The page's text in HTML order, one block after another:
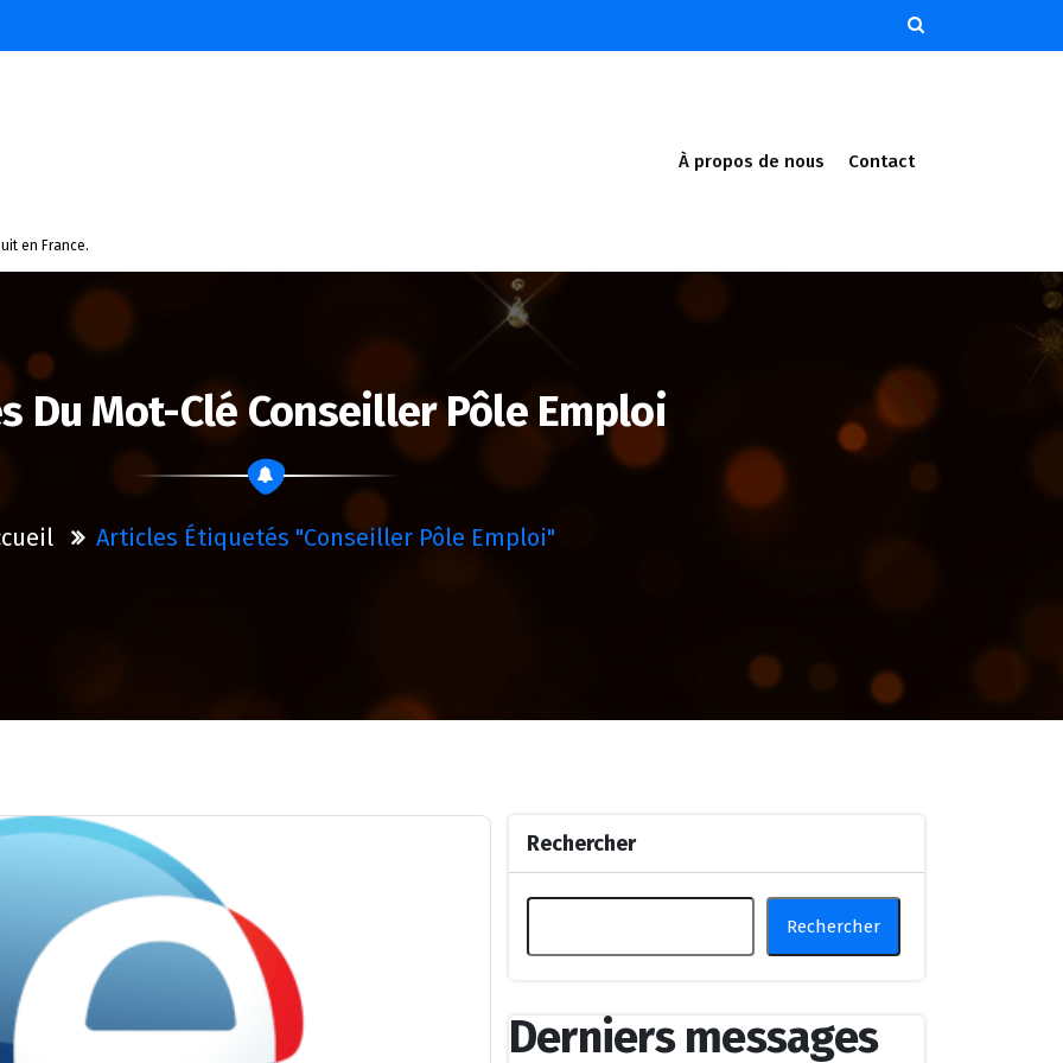
en France.
À propos de nous Contact
Du Mot-Clé Conseiller Pôle Emploi
Articles Étiquetés "conseiller Pôle Emploi"
Rechercher
Rechercher
Derniers messages